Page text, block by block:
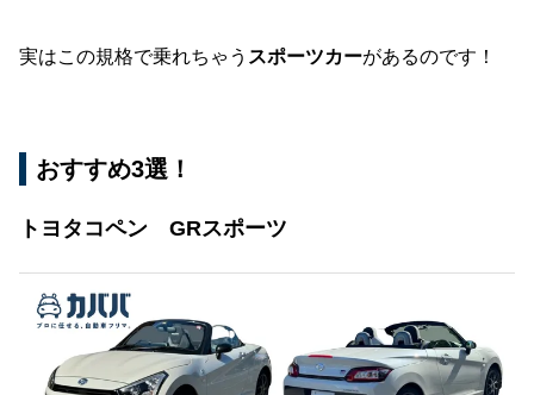
実はこの規格で乗れちゃう スポーツカーがあるのです！
おすすめ3選！
トヨタコペン GRスポーツ